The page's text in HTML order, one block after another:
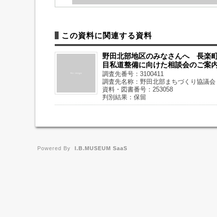
この資料に関連する資料
野田北部地区のみなさんへ 長楽
目私道整備に向けた相談会のご案
調査先番号：3100411
調査先名称：野田北部まちづくり協議会
資料・図書番号：253058
判別結果：保留
Powered By I.B.MUSEUM SaaS